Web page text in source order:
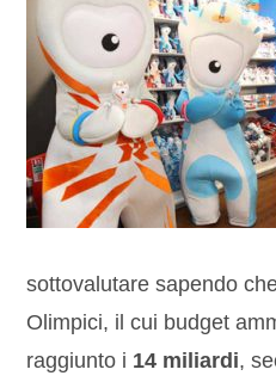
sottovalutare sapendo
Olimpici, il cui budget
raggiunto i 14 miliardi,